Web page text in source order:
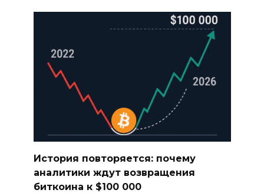
История повторяется: почему
аналитики ждут возвращения
биткоина к $100 000